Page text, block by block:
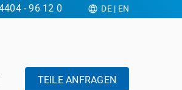
- 96 12 0 DE| EN
TEILE ANFRAGEN